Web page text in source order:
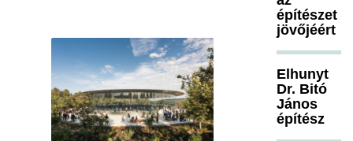
építészet
jövőjéért
Elhunyt
Dr. Bitó
János
építész